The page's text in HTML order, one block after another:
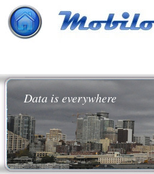
Data is everywhere